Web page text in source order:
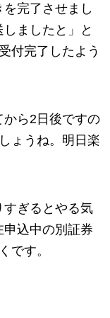
完了させまし
ましたと」と
付完了したよう
ら2日後ですの
ょうね。明日楽
すぎるとやる気
込中の別証券
です。